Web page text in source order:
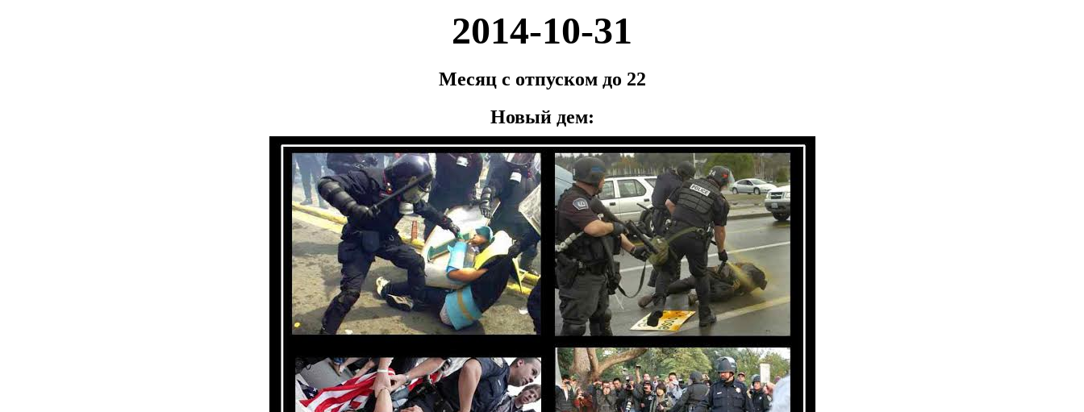
2014-10-31
Месяц с отпуском до 22
Новый дем: